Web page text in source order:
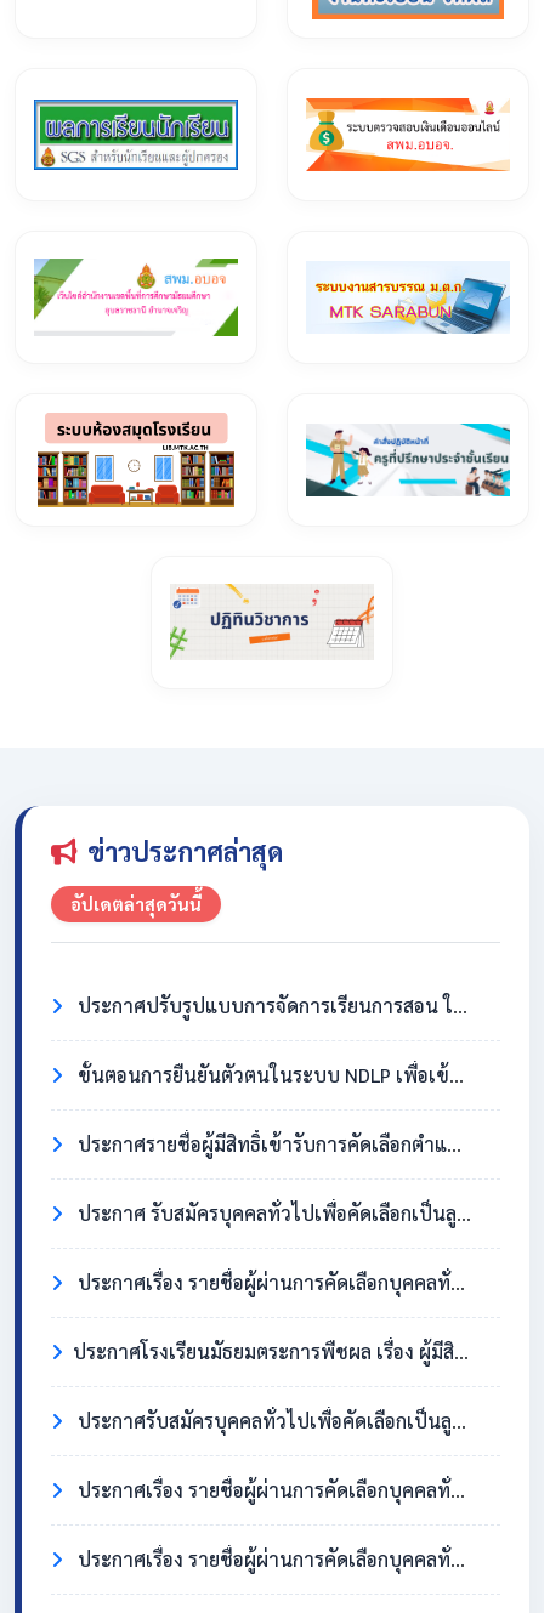
ข่าวประกาศล่าสุด
อัปเดตล่าสุดวันนี้
ประกาศปรับรูปแบบการจัดการเรียนการสอน ในวันที่ 31 กรกฎาคม 2569
ขั้นตอนการยืนยันตัวตนในระบบ NDLP เพื่อเข้าใช้งาน Chromebook
ประกาศรายชื่อผู้มีสิทธิ์เข้ารับการคัดเลือกตำแหน่งครูอัตราจ้าง วิชาเอกสังคมศึกษา
ประกาศ รับสมัครบุคคลทั่วไปเพื่อคัดเลือกเป็นลูกจ้างชั่วคราว ตำแหน่งครูอัตราจ้าง วิชาเอกสังคมศึกษา
ประกาศเรื่อง รายชื่อผู้ผ่านการคัดเลือกบุคคลทั่วไปเพื่อจ้างเป็นลูกจ้างชั่วคราว ตำแหน่ง แม่บ้าน/นักการภารโรง
​ประกาศโรงเรียนมัธยมตระการพืชผล เรื่อง ผู้มีสิทธิ์เข้ารับการคัดเลือกบุคคลทั่วไปเพื่อจ้างเป็นลูกจ้างชั่วคราว ตำแหน่งแม่บ้าน / นักการภารโรง
ประกาศรับสมัครบุคคลทั่วไปเพื่อคัดเลือกเป็นลูกจ้างชั่วคราว ตำแหน่งแม่บ้าน / นักการภารโรง
ประกาศเรื่อง รายชื่อผู้ผ่านการคัดเลือกบุคคลทั่วไปเพื่อจ้างเป็นลูกจ้างชั่วคราว ตำแหน่งครูอัตราจ้าง วิชาเอกภาษาอังกฤษ
ประกาศเรื่อง รายชื่อผู้ผ่านการคัดเลือกบุคคลทั่วไปเพื่อจ้างเป็นลูกจ้างชั่วคราว ตำแหน่ง แม่บ้าน/นักการภารโรง